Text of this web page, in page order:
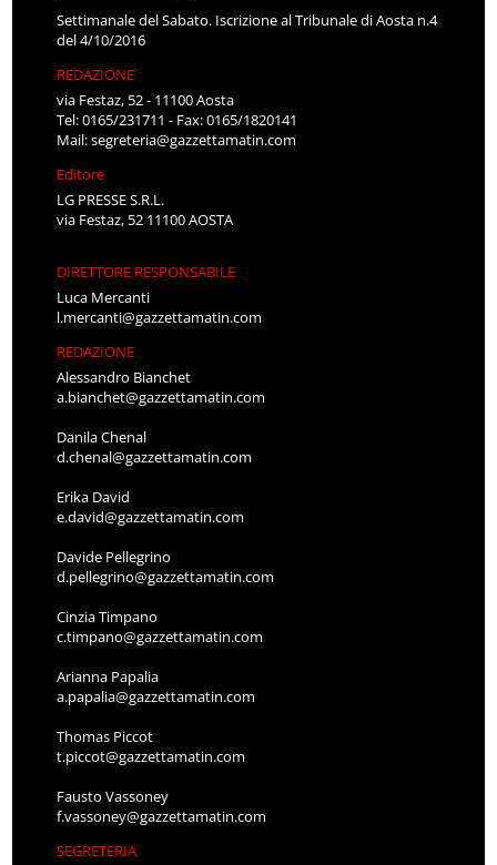
Settimanale del Sabato. Iscrizione al Tribunale di Aosta n.4
del 4/10/2016
REDAZIONE
via Festaz, 52 - 11100 Aosta
Tel: 0165/231711 - Fax: 0165/1820141
Mail:segreteria@gazzettamatin.com
Editore
LG PRESSE S.R.L.
via Festaz, 52 11100 AOSTA
DIRETTORE RESPONSABILE
Luca Mercanti
l.mercanti@gazzettamatin.com
REDAZIONE
Alessandro Bianchet
a.bianchet@gazzettamatin.com
Danila Chenal
d.chenal@gazzettamatin.com
Erika David
e.david@gazzettamatin.com
Davide Pellegrino
d.pellegrino@gazzettamatin.com
Cinzia Timpano
c.timpano@gazzettamatin.com
Arianna Papalia
a.papalia@gazzettamatin.com
Thomas Piccot
t.piccot@gazzettamatin.com
Fausto Vassoney
f.vassoney@gazzettamatin.com
SEGRETERIA